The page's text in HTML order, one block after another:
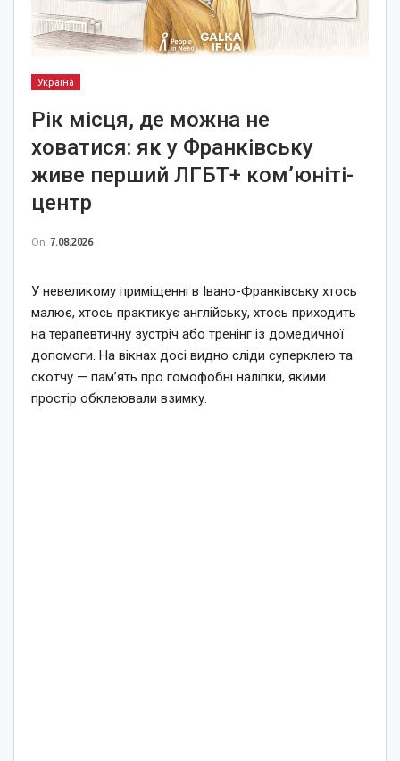
Україна
Рік місця, де можна не
ховатися: як у Франківську
живе перший ЛГБТ+ ком’юніті-
центр
On 7.08.2026
У невеликому приміщенні в Івано-Франківську хтось
малює, хтось практикує англійську, хтось приходить
на терапевтичну зустріч або тренінг із домедичної
допомоги. На вікнах досі видно сліди суперклею та
скотчу — пам’ять про гомофобні наліпки, якими
простір обклеювали взимку.